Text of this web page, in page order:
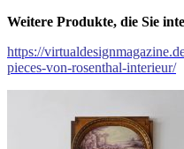
Weitere Produkte, die Sie
https://
pieces-von-rosenthal-interieur/